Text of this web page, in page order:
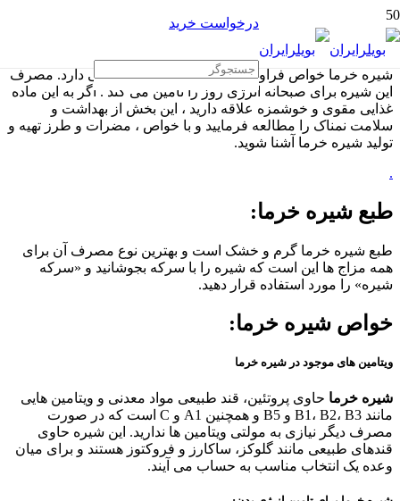
درخواست خرید
شیره خرما خواص فراوان و ارزش غذایی بسیار بالایی دارد. مصرف
این شیره برای صبحانه انرژی روز را تامین می کند . اگر به این ماده
غذایی مقوی و خوشمزه علاقه دارید ، این بخش از بهداشت و
سلامت نمناک را مطالعه فرمایید و با خواص ، مضرات و طرز تهیه و
تولید شیره خرما آشنا شوید.
.
طبع شیره خرما:
طبع شیره خرما گرم و خشک است و بهترین نوع مصرف آن برای
همه مزاج ها این است که شیره را با سرکه بجوشانید و «سرکه
شیره» را مورد استفاده قرار دهید.
خواص شیره خرما:
ویتامین های موجود در شیره خرما
شیره خرما حاوی پروتئین، قند طبیعی مواد معدنی و ویتامین هایی
مانند B1، B2، B3 و B5 و همچنین A1 و C است که در صورت
مصرف دیگر نیازی به مولتی ویتامین ها ندارید. این شیره حاوی
قندهای طبیعی مانند گلوکز، ساکارز و فروکتوز هستند و برای میان
وعده یک انتخاب مناسب به حساب می آیند.